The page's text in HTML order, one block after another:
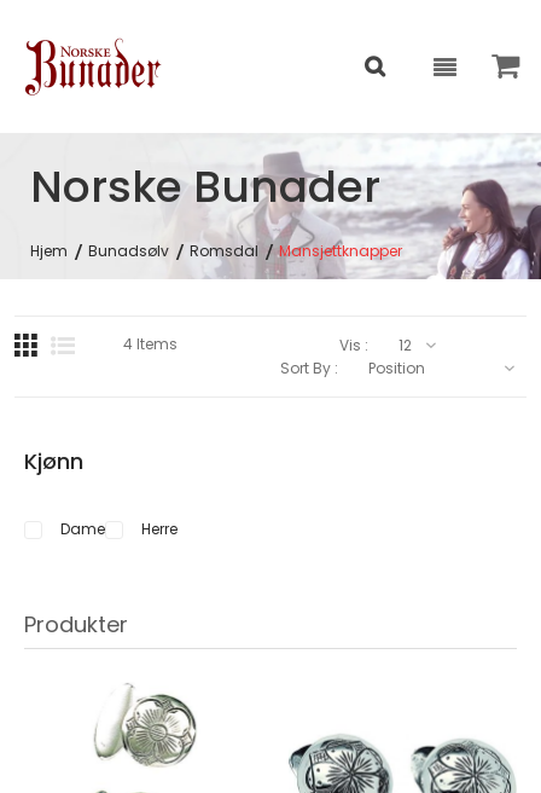
Norske Bunader
Hjem Bunadsølv Romsdal Mansjettknapper
Kjønn
Dame Herre
Produkter
4Items
Vis :
Sort By :